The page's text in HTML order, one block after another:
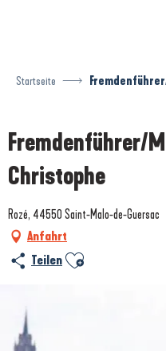
Startseite
Fremdenführer/
Christophe
Rozé, 44550 Saint-Malo-de-Guersac
Anfahrt
Teilen Ajouter aux favoris